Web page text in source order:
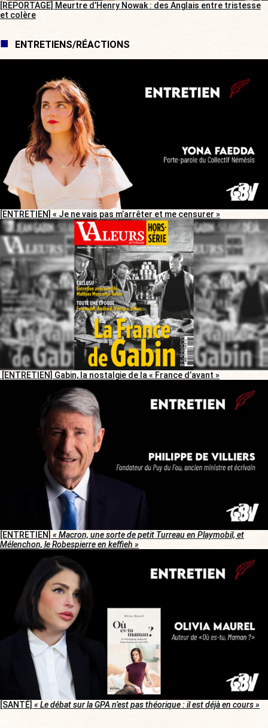
[REPORTAGE] Meurtre d’Henry Nowak : des Anglais entre tristesse
et colère
ENTRETIENS/RÉACTIONS
[ENTRETIEN] « Je ne vais pas m’arrêter et me censurer »
[ENTRETIEN] Gabin, la nostalgie de la « France d’avant »
[ENTRETIEN] « Macron, une sorte de petit Turreau en Playmobil, et
Mélenchon, le Robespierre en keffieh »
[SANTÉ] « Le débat sur la GPA n’est pas théorique : il est déjà en cours »